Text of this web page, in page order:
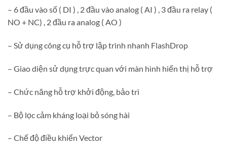
– 6 đầu vào số ( DI ) , 2 đầu vào analog ( AI ) , 3 đầu ra relay (
NO + NC) , 2 đầu ra analog ( AO )
– Sử dụng công cụ hỗ trợ lập trình nhanh FlashDrop
– Giao diện sử dụng trực quan với màn hình hiển thị hỗ trợ
– Chức năng hỗ trợ khởi động, bảo trì
– Bộ lọc cảm kháng loại bỏ sóng hài
– Chế độ điều khiển Vector